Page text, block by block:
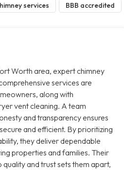
services BBB accredited
Worth area, expert chimney
services are
along with
vent cleaning. A team
and transparency ensures
and efficient. By prioritizing
they deliver dependable
properties and families. Their
and trust sets them apart,